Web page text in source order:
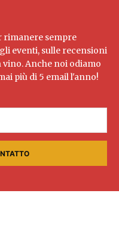
rimanere sempre
eventi, sulle recensioni
Anche noi odiamo
più di 5 email l'anno!